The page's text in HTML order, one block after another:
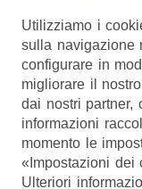
Impostazioni dei
Note legali / CG
Utilizziamo i
sulla navigazione
configurare in
migliorare il
dai nostri partner,
informazioni
momento le
«Impostazioni dei
Ulteriori